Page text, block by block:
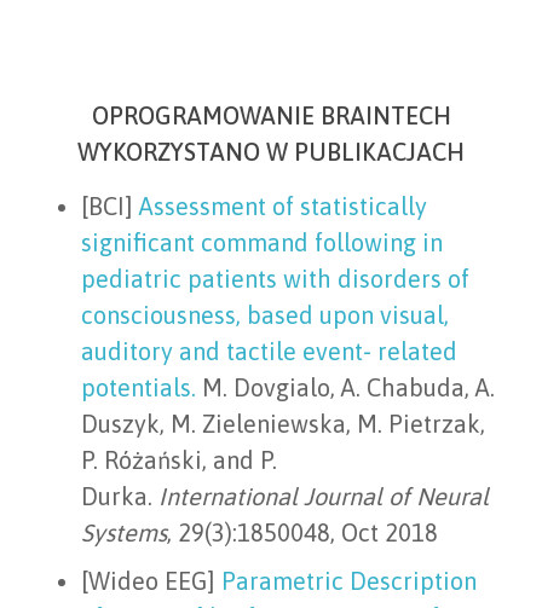
OPROGRAMOWANIE BRAINTECH
WYKORZYSTANO W PUBLIKACJACH
[BCI] Assessment of statistically
significant command following in
pediatric patients with disorders of
consciousness, based upon visual,
auditory and tactile event- related
potentials. M. Dovgialo, A. Chabuda, A.
Duszyk, M. Zieleniewska, M. Pietrzak,
P. Różański, and P.
Durka. International Journal of Neural
Systems, 29(3):1850048, Oct 2018
[Wideo EEG] Parametric Description